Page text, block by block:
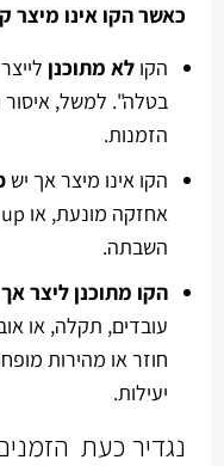
כאשר הקו אינו מיצר
הקו לא מתוכנן
בטלה". למשל, איסור
הזמנות.
הקו אינו מיצר אך יש
השבתה.
הקו מתוכנן ליצר
עובדים, תקלה, או
חוזר או מהירות
יעילות.
נגדיר כעת